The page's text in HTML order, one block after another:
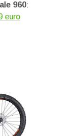
960:
euro